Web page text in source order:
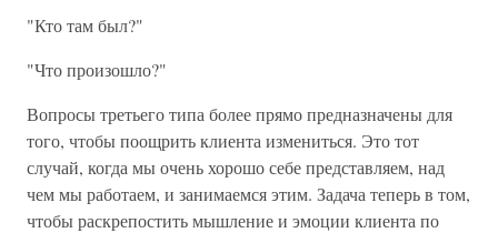
"Кто там был?"
"Что произошло?"
Вопросы третьего типа более прямо предназначены для
того, чтобы поощрить клиента измениться. Это тот
случай, когда мы очень хорошо себе представляем, над
чем мы работаем, и занимаемся этим. Задача теперь в том,
чтобы раскрепостить мышление и эмоции клиента по